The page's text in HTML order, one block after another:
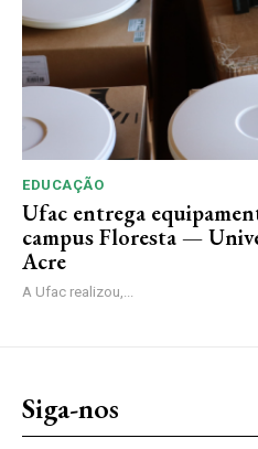
EDUCAÇÃO
Ufac entrega
campus Floresta —
Acre
A Ufac realizou,...
Siga-nos